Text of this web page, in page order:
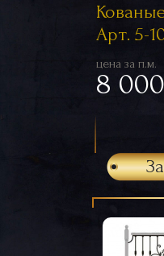
Арт. 5-
цена за п.м.
8